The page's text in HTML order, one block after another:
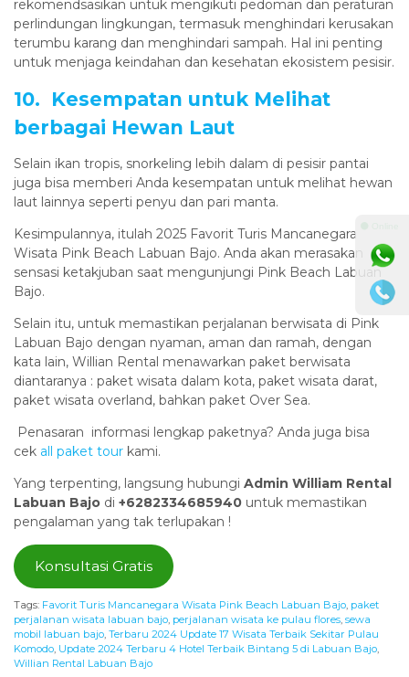
rekomendsasikan untuk mengikuti pedoman dan peraturan
perlindungan lingkungan, termasuk menghindari kerusakan
terumbu karang dan menghindari sampah. Hal ini penting
untuk menjaga keindahan dan kesehatan ekosistem pesisir.
10. Kesempatan untuk Melihat
berbagai Hewan Laut
Selain ikan tropis, snorkeling lebih dalam di pesisir pantai
juga bisa memberi Anda kesempatan untuk melihat hewan
laut lainnya seperti penyu dan pari manta.
Kesimpulannya, itulah 2025 Favorit Turis Mancanegara
Wisata Pink Beach Labuan Bajo. Anda akan merasakan
sensasi ketakjuban saat mengunjungi Pink Beach Labuan
Bajo.
Selain itu, untuk memastikan perjalanan berwisata di Pink
Labuan Bajo dengan nyaman, aman dan ramah, dengan
kata lain, Willian Rental menawarkan paket berwisata
diantaranya : paket wisata dalam kota, paket wisata darat,
paket wisata overland, bahkan paket Over Sea.
Penasaran informasi lengkap paketnya? Anda juga bisa
cek all paket tour kami.
Yang terpenting, langsung hubungi Admin William Rental
Labuan Bajo di +6282334685940 untuk memastikan
pengalaman yang tak terlupakan !
Konsultasi Gratis
Tags: Favorit Turis Mancanegara Wisata Pink Beach Labuan Bajo, paket
perjalanan wisata labuan bajo, perjalanan wisata ke pulau flores, sewa
mobil labuan bajo, Terbaru 2024 Update 17 Wisata Terbaik Sekitar Pulau
Komodo, Update 2024 Terbaru 4 Hotel Terbaik Bintang 5 di Labuan Bajo,
Willian Rental Labuan Bajo